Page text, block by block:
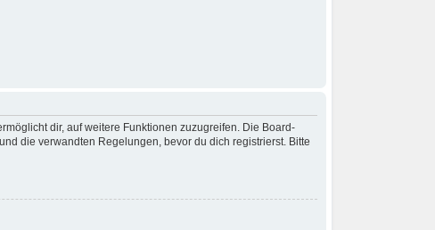
dir, auf weitere Funktionen zuzugreifen. Die Board-
die verwandten Regelungen, bevor du dich registrierst. Bitte